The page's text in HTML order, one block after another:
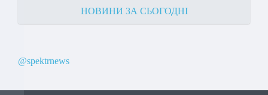
НОВИНИ ЗА СЬОГОДНІ
@spektrnews